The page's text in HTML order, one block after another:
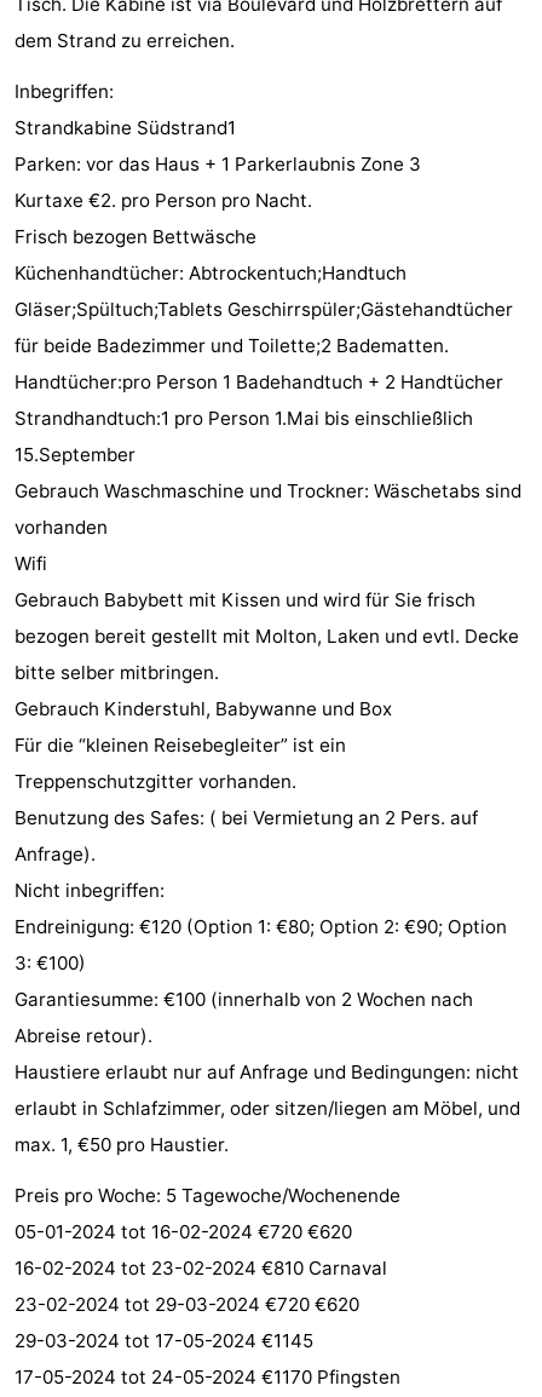
Medizin
Adressen
Region
Schouwen-
Duiveland
Renesse
-
Brouwershaven
Bruinisse
-
Zierikzee
-
Natur
Oosterschelde
-
Burgh
Haamstede
-
Natur
Kop
van
Walcheren
-
Veere
-
Oranjezon
Oostkapelle
-
de
Mantelingen
Domburg
-
Westkapelle
Natur
Walcherse
bos
-
Dishoek
Vlissingen
-
Middelburg
Zeeuws-
Vlaanderen
-
Nieuwvliet
-
Tisch. Die Kabine ist via Boulevard und Holzbrettern auf
dem Strand zu erreichen.
Inbegriffen:
Strandkabine Südstrand1
Parken: vor das Haus + 1 Parkerlaubnis Zone 3
Kurtaxe €2. pro Person pro Nacht.
Frisch bezogen Bettwäsche
Küchenhandtücher: Abtrockentuch;Handtuch
Gläser;Spültuch;Tablets Geschirrspüler;Gästehandtücher
für beide Badezimmer und Toilette;2 Badematten.
Handtücher:pro Person 1 Badehandtuch + 2 Handtücher
Strandhandtuch:1 pro Person 1.Mai bis einschließlich
15.September
Gebrauch Waschmaschine und Trockner: Wäschetabs sind
vorhanden
Wifi
Gebrauch Babybett mit Kissen und wird für Sie frisch
bezogen bereit gestellt mit Molton, Laken und evtl. Decke
bitte selber mitbringen.
Gebrauch Kinderstuhl, Babywanne und Box
Für die “kleinen Reisebegleiter” ist ein
Treppenschutzgitter vorhanden.
Benutzung des Safes: ( bei Vermietung an 2 Pers. auf
Anfrage).
Nicht inbegriffen:
Endreinigung: €120 (Option 1: €80; Option 2: €90; Option
3: €100)
Garantiesumme: €100 (innerhalb von 2 Wochen nach
Abreise retour).
Haustiere erlaubt nur auf Anfrage und Bedingungen: nicht
erlaubt in Schlafzimmer, oder sitzen/liegen am Möbel, und
max. 1, €50 pro Haustier.
Preis pro Woche: 5 Tagewoche/Wochenende
05-01-2024 tot 16-02-2024 €720 €620
16-02-2024 tot 23-02-2024 €810 Carnaval
23-02-2024 tot 29-03-2024 €720 €620
29-03-2024 tot 17-05-2024 €1145
17-05-2024 tot 24-05-2024 €1170 Pfingsten